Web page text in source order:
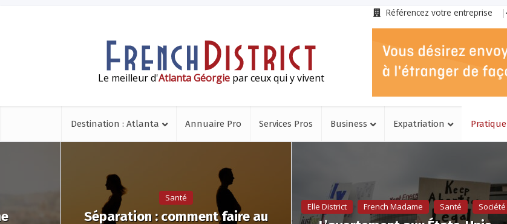
Référencez votre entreprise
Le meilleur d'Atlanta Géorgie par ceux qui y vivent
Destination : Atlanta Annuaire Pro Services Pros Business Expatriation Pratique
Santé
Séparation : comment faire au
Elle District French Madame Santé Société